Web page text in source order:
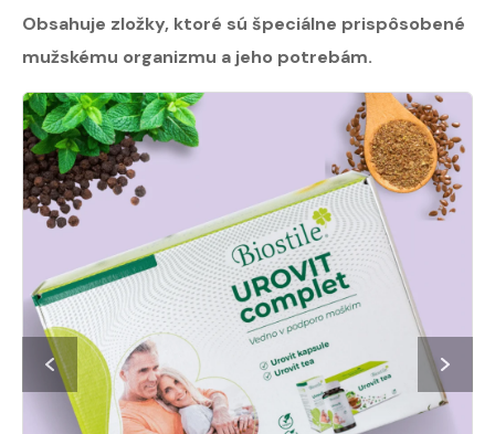
Obsahuje zložky, ktoré sú špeciálne prispôsobené
mužskému organizmu a jeho potrebám.